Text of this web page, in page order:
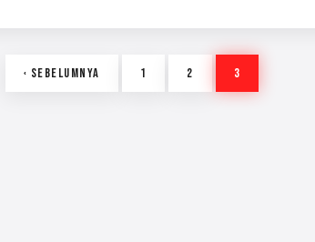
PAGINASI
‹ SEBELUMNYA 1 2 3